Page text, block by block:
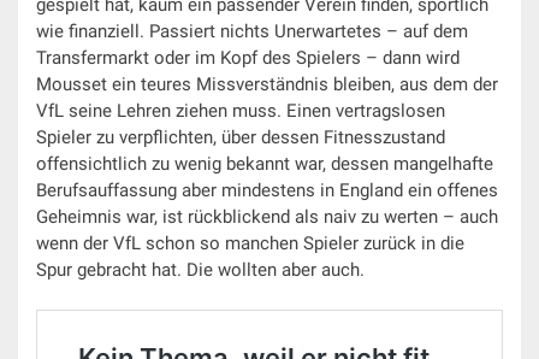
gespielt hat, kaum ein passender Verein finden, sportlich
wie finanziell. Passiert nichts Unerwartetes – auf dem
Transfermarkt oder im Kopf des Spielers – dann wird
Mousset ein teures Missverständnis bleiben, aus dem der
VfL seine Lehren ziehen muss. Einen vertragslosen
Spieler zu verpflichten, über dessen Fitnesszustand
offensichtlich zu wenig bekannt war, dessen mangelhafte
Berufsauffassung aber mindestens in England ein offenes
Geheimnis war, ist rückblickend als naiv zu werten – auch
wenn der VfL schon so manchen Spieler zurück in die
Spur gebracht hat. Die wollten aber auch.